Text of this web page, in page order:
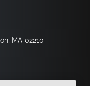
MA 02210